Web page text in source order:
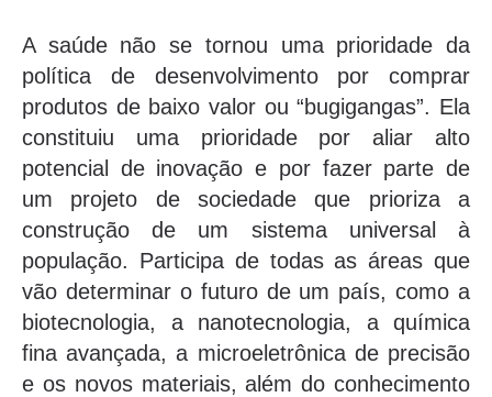
A saúde não se tornou uma prioridade da
política de desenvolvimento por comprar
produtos de baixo valor ou “bugigangas”. Ela
constituiu uma prioridade por aliar alto
potencial de inovação e por fazer parte de
um projeto de sociedade que prioriza a
construção de um sistema universal à
população. Participa de todas as áreas que
vão determinar o futuro de um país, como a
biotecnologia, a nanotecnologia, a química
fina avançada, a microeletrônica de precisão
e os novos materiais, além do conhecimento